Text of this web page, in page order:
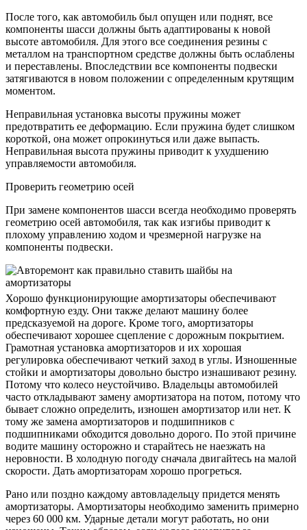
После того, как автомобиль был опущен или поднят, все
компоненты шасси должны быть адаптированы к новой
высоте автомобиля. Для этого все соединения резины с
металлом на транспортном средстве должны быть ослаблены
и переставлены. Впоследствии все компоненты подвески
затягиваются в новом положении с определенным крутящим
моментом.
Неправильная установка высоты пружины может
предотвратить ее деформацию. Если пружина будет слишком
короткой, она может опрокинуться или даже выпасть.
Неправильная высота пружины приводит к ухудшению
управляемости автомобиля.
Проверить геометрию осей
При замене компонентов шасси всегда необходимо проверять
геометрию осей автомобиля, так как изгибы приводит к
плохому управлению ходом и чрезмерной нагрузке на
компоненты подвески.
Хорошо функционирующие амортизаторы обеспечивают
комфортную езду. Они также делают машину более
предсказуемой на дороге. Кроме того, амортизаторы
обеспечивают хорошее сцепление с дорожным покрытием.
Грамотная установка амортизаторов и их хорошая
регулировка обеспечивают четкий заход в углы. Изношенные
стойки и амортизаторы довольно быстро изнашивают резину.
Потому что колесо неустойчиво. Владельцы автомобилей
часто откладывают замену амортизатора на потом, потому что
бывает сложно определить, изношен амортизатор или нет. К
тому же замена амортизаторов и подшипников с
подшипниками обходится довольно дорого. По этой причине
водите машину осторожно и старайтесь не наезжать на
неровности. В холодную погоду сначала двигайтесь на малой
скорости. Дать амортизаторам хорошо прогреться.
Рано или поздно каждому автовладельцу придется менять
амортизаторы. Амортизаторы необходимо заменить примерно
через 60 000 км. Ударные детали могут работать, но они